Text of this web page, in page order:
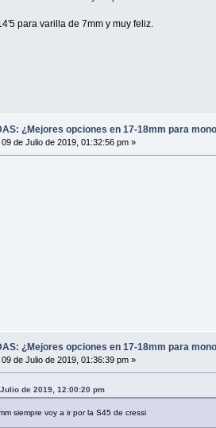
para varilla de 7mm y muy feliz.
¿Mejores opciones en 17-18mm para
09 de Julio de 2019, 01:32:56 pm »
¿Mejores opciones en 17-18mm para
09 de Julio de 2019, 01:36:39 pm »
de 2019, 12:00:20 pm
siempre voy a ir por la S45 de cressi